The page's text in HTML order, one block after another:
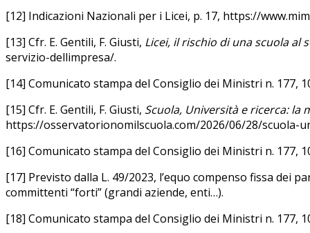
[12] Indicazioni Nazionali per i Licei, p. 17, https://
[13] Cfr. E. Gentili, F. Giusti, Licei, il rischio di una scuola al
servizio-dellimpresa/.
[14] Comunicato stampa del Consiglio dei Ministri n. 177,
[15] Cfr. E. Gentili, F. Giusti, Scuola, Università e ricerca: la
https://osservatorionomilscuola.com/2026/06/28/scuola-
[16] Comunicato stampa del Consiglio dei Ministri n. 177,
[17] Previsto dalla L. 49/2023, l’equo compenso fissa dei
committenti “forti” (grandi aziende, enti…).
[18] Comunicato stampa del Consiglio dei Ministri n. 177,